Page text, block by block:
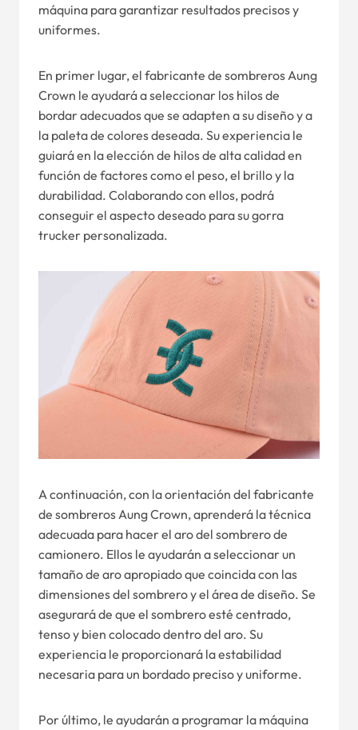
máquina para garantizar resultados precisos y
uniformes.
En primer lugar, el fabricante de sombreros Aung
Crown le ayudará a seleccionar los hilos de
bordar adecuados que se adapten a su diseño y a
la paleta de colores deseada. Su experiencia le
guiará en la elección de hilos de alta calidad en
función de factores como el peso, el brillo y la
durabilidad. Colaborando con ellos, podrá
conseguir el aspecto deseado para su gorra
trucker personalizada.
A continuación, con la orientación del fabricante
de sombreros Aung Crown, aprenderá la técnica
adecuada para hacer el aro del sombrero de
camionero. Ellos le ayudarán a seleccionar un
tamaño de aro apropiado que coincida con las
dimensiones del sombrero y el área de diseño. Se
asegurará de que el sombrero esté centrado,
tenso y bien colocado dentro del aro. Su
experiencia le proporcionará la estabilidad
necesaria para un bordado preciso y uniforme.
Por último, le ayudarán a programar la máquina